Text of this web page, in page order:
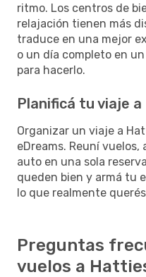
ritmo. Los centros de
relajación tienen más
traduce en una mejor
o un día completo en
para hacerlo.
Planificá tu viaje
Organizar un viaje a
eDreams. Reuní
auto en una sola
queden bien y armá tu
lo que realmente
Preguntas
vuelos a